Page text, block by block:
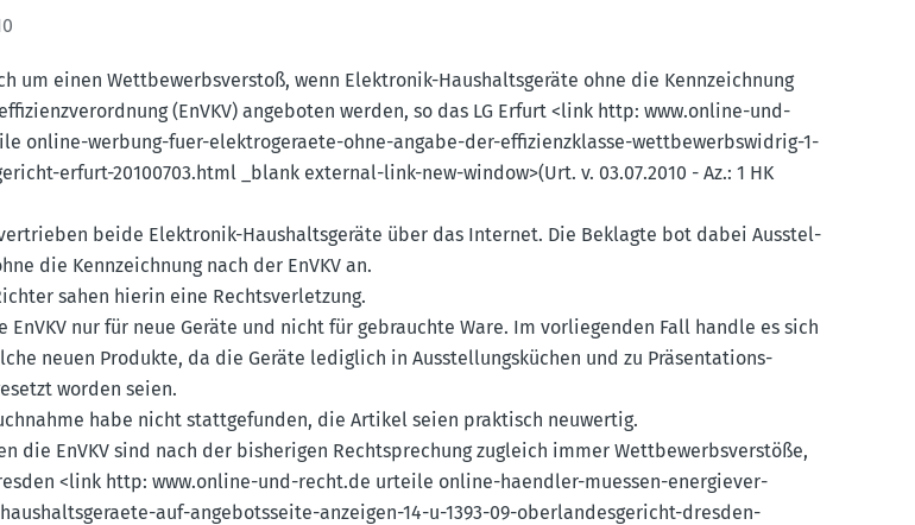
um einen Wettbe­werbs­verstoß, wenn Elektronik-Haushalts­geräte ohne die Kennzeichnung
(EnVKV) angeboten werden, so das LG Erfurt <link http: www.​online-​und-​
online-werbung-fuer-elektro­ge­raete-ohne-angabe-der-effizi­enz­klasse-wettbe­werbs­widrig-1-
erfurt-20100703.html _blank external-link-new-window>(Urt. v. 03.07.2010 - Az.: 1 HK
beide Elektronik-Haushalts­geräte über das Internet. Die Beklagte bot dabei Ausstel­
die Kennzeichnung nach der EnVKV an.
sahen hierin eine Rechts­ver­letzung.
EnVKV nur für neue Geräte und nicht für gebrauchte Ware. Im vorlie­genden Fall handle es sich
neuen Produkte, da die Geräte lediglich in Ausstel­lungs­küchen und zu Präsen­ta­ti­ons­
worden seien.
habe nicht statt­ge­funden, die Artikel seien praktisch neuwertig.
die EnVKV sind nach der bishe­rigen Recht­spre­chung zugleich immer Wettbe­werbs­ver­stöße,
<link http: www.​online-​und-​recht.​de urteile online-haendler-muessen-energie­ver­
auf-angebots­seite-anzeigen-14-u-1393-09-oberlan­des­ge­richt-dresden-